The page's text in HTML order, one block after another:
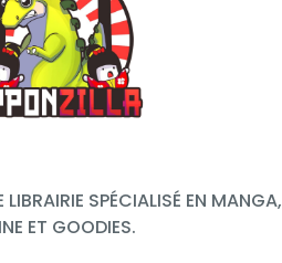
LIBRAIRIE SPÉCIALISÉ EN MANGA,
ET GOODIES.